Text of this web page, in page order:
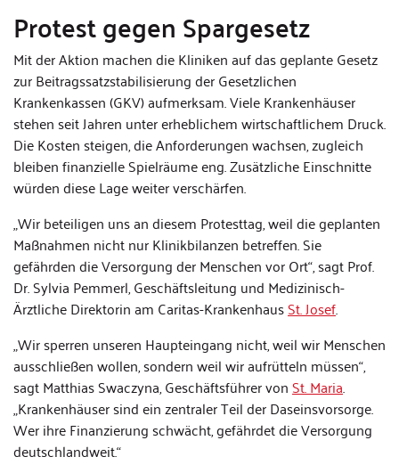
Protest gegen Spargesetz
Mit der Aktion machen die Kliniken auf das geplante Gesetz
zur Beitragssatzstabilisierung der Gesetzlichen
Krankenkassen (GKV) aufmerksam. Viele Krankenhäuser
stehen seit Jahren unter erheblichem wirtschaftlichem Druck.
Die Kosten steigen, die Anforderungen wachsen, zugleich
bleiben finanzielle Spielräume eng. Zusätzliche Einschnitte
würden diese Lage weiter verschärfen.
„Wir beteiligen uns an diesem Protesttag, weil die geplanten
Maßnahmen nicht nur Klinikbilanzen betreffen. Sie
gefährden die Versorgung der Menschen vor Ort“, sagt Prof.
Dr. Sylvia Pemmerl, Geschäftsleitung und Medizinisch-
Ärztliche Direktorin am Caritas-KrankenhausSt. Josef.
„Wir sperren unseren Haupteingang nicht, weil wir Menschen
ausschließen wollen, sondern weil wir aufrütteln müssen“,
sagt Matthias Swaczyna, Geschäftsführer vonSt. Maria.
„Krankenhäuser sind ein zentraler Teil der Daseinsvorsorge.
Wer ihre Finanzierung schwächt, gefährdet die Versorgung
deutschlandweit.“